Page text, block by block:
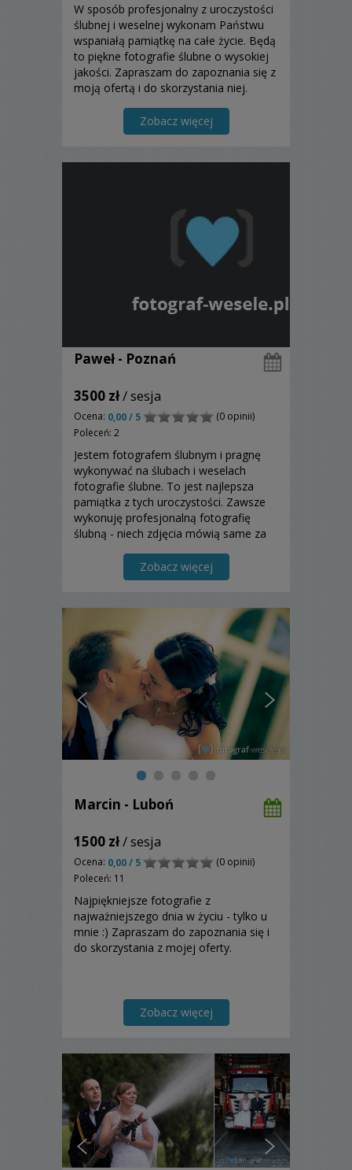
W sposób profesjonalny z uroczystości
ślubnej i weselnej wykonam Państwu
wspaniałą pamiątkę na całe życie. Będą
to piękne fotografie ślubne o wysokiej
jakości. Zapraszam do zapoznania się z
moją ofertą i do skorzystania niej.
Zobacz więcej
Paweł - Poznań
3500 zł/ sesja
Ocena: 0,00 / 5
(0 opinii)
Poleceń: 2
Jestem fotografem ślubnym i pragnę
wykonywać na ślubach i weselach
fotografie ślubne. To jest najlepsza
pamiątka z tych uroczystości. Zawsze
wykonuję profesjonalną fotografię
ślubną - niech zdjęcia mówią same za
Zobacz więcej
Marcin - Luboń
1500 zł/ sesja
Ocena: 0,00 / 5
(0 opinii)
Poleceń: 11
Najpiękniejsze fotografie z
najważniejszego dnia w życiu - tylko u
mnie :) Zapraszam do zapoznania się i
do skorzystania z mojej oferty.
Zobacz więcej